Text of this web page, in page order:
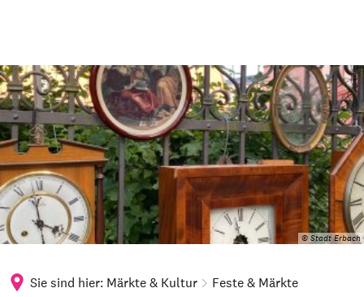
© Stadt Erbach
Sie sind hier: Märkte & Kultur Feste & Märkte